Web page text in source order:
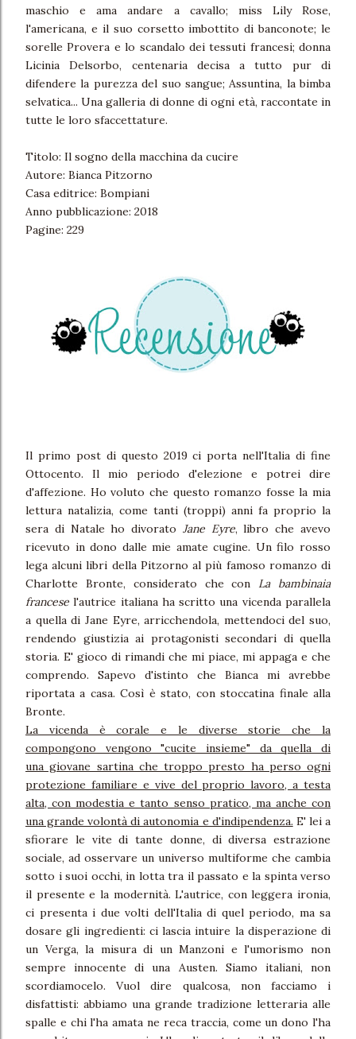
maschio e ama andare a cavallo; miss Lily Rose,
l'americana, e il suo corsetto imbottito di banconote; le
sorelle Provera e lo scandalo dei tessuti francesi; donna
Licinia Delsorbo, centenaria decisa a tutto pur di
difendere la purezza del suo sangue; Assuntina, la bimba
selvatica... Una galleria di donne di ogni età, raccontate in
tutte le loro sfaccettature.
Titolo: Il sogno della macchina da cucire
Autore: Bianca Pitzorno
Casa editrice: Bompiani
Anno pubblicazione: 2018
Pagine: 229
Il primo post di questo 2019 ci porta nell'Italia di fine
Ottocento. Il mio periodo d'elezione e potrei dire
d'affezione. Ho voluto che questo romanzo fosse la mia
lettura natalizia, come tanti (troppi) anni fa proprio la
sera di Natale ho divorato Jane Eyre, libro che avevo
ricevuto in dono dalle mie amate cugine. Un filo rosso
lega alcuni libri della Pitzorno al più famoso romanzo di
Charlotte Bronte, considerato che con La bambinaia
francese l'autrice italiana ha scritto una vicenda parallela
a quella di Jane Eyre, arricchendola, mettendoci del suo,
rendendo giustizia ai protagonisti secondari di quella
storia. E' gioco di rimandi che mi piace, mi appaga e che
comprendo. Sapevo d'istinto che Bianca mi avrebbe
riportata a casa. Così è stato, con stoccatina finale alla
Bronte.
La vicenda è corale e le diverse storie che la
compongono vengono "cucite insieme" da quella di
una giovane sartina che troppo presto ha perso ogni
protezione familiare e vive del proprio lavoro, a testa
alta, con modestia e tanto senso pratico, ma anche con
una grande volontà di autonomia e d'indipendenza. E' lei a
sfiorare le vite di tante donne, di diversa estrazione
sociale, ad osservare un universo multiforme che cambia
sotto i suoi occhi, in lotta tra il passato e la spinta verso
il presente e la modernità. L'autrice, con leggera ironia,
ci presenta i due volti dell'Italia di quel periodo, ma sa
dosare gli ingredienti: ci lascia intuire la disperazione di
un Verga, la misura di un Manzoni e l'umorismo non
sempre innocente di una Austen. Siamo italiani, non
scordiamocelo. Vuol dire qualcosa, non facciamo i
disfattisti: abbiamo una grande tradizione letteraria alle
spalle e chi l'ha amata ne reca traccia, come un dono l'ha